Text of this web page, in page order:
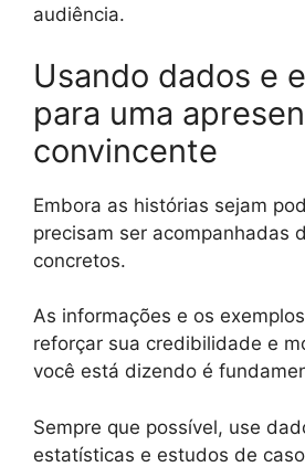
audiência.
Usando dados e
para uma
convincente
Embora as histórias sejam
precisam ser acompanhadas
concretos.
As informações e os
reforçar sua credibilidade e
você está dizendo é
Sempre que possível, use
estatísticas e estudos de